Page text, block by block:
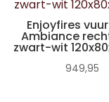
Enjoyfires
Ambiance
zwart-wit
949,95